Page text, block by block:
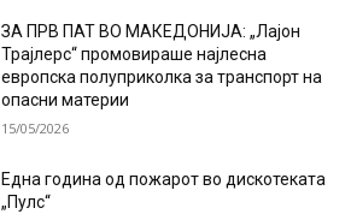
ЗА ПРВ ПАТ ВО МАКЕДОНИЈА: „Лајон
Трајлерс“ промовираше најлесна
европска полуприколка за транспорт на
опасни материи
15/05/2026
Една година од пожарот во дискотеката
„Пулс“